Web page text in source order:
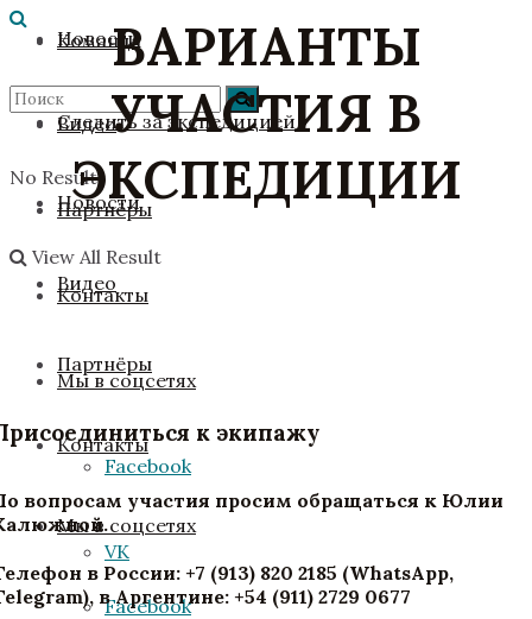
Новости
Видео
Партнёры
Контакты
Мы в соцсетях
Facebook
VK
Команда
Следить за экспедицией
Новости
Видео
Партнёры
Контакты
Мы в соцсетях
Facebook
No Result
View All Result
ВАРИАНТЫ
УЧАСТИЯ В
ЭКСПЕДИЦИИ
к экипажу
вопросам участия просим обращаться к Юлии
в России: +7 (913) 820 2185 (WhatsApp,
в Аргентине: +54 (911) 2729 0677